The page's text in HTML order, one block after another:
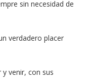
sin necesidad de
verdadero placer
y venir, con sus